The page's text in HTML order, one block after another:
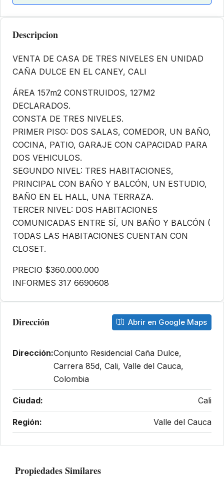
Descripcion
VENTA DE CASA DE TRES NIVELES EN UNIDAD
CAÑA DULCE EN EL CANEY, CALI
ÁREA 157m2 CONSTRUIDOS, 127M2
DECLARADOS.
CONSTA DE TRES NIVELES.
PRIMER PISO: DOS SALAS, COMEDOR, UN BAÑO,
COCINA, PATIO, GARAJE CON CAPACIDAD PARA
DOS VEHICULOS.
SEGUNDO NIVEL: TRES HABITACIONES,
PRINCIPAL CON BAÑO Y BALCÓN, UN ESTUDIO,
BAÑO EN EL HALL, UNA TERRAZA.
TERCER NIVEL: DOS HABITACIONES
COMUNICADAS ENTRE SÍ, UN BAÑO Y BALCÓN (
TODAS LAS HABITACIONES CUENTAN CON
CLOSET.
PRECIO $360.000.000
INFORMES 317 6690608
Dirección Abrir en Google Maps
Dirección:Conjunto Residencial Caña Dulce,
Carrera 85d, Cali, Valle del Cauca,
Colombia
Ciudad: Cali
Región: Valle del Cauca
Propiedades Similares